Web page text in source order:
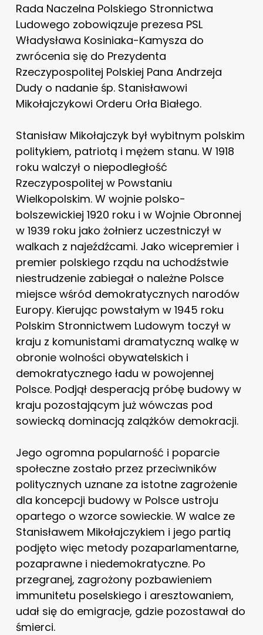
Rada Naczelna Polskiego Stronnictwa
Ludowego zobowiązuje prezesa PSL
Władysława Kosiniaka-Kamysza do
zwrócenia się do Prezydenta
Rzeczypospolitej Polskiej Pana Andrzeja
Dudy o nadanie śp. Stanisławowi
Mikołajczykowi Orderu Orła Białego.
Stanisław Mikołajczyk był wybitnym polskim
politykiem, patriotą i mężem stanu. W 1918
roku walczył o niepodległość
Rzeczypospolitej w Powstaniu
Wielkopolskim. W wojnie polsko-
bolszewickiej 1920 roku i w Wojnie Obronnej
w 1939 roku jako żołnierz uczestniczył w
walkach z najeźdźcami. Jako wicepremier i
premier polskiego rządu na uchodźstwie
niestrudzenie zabiegał o należne Polsce
miejsce wśród demokratycznych narodów
Europy. Kierując powstałym w 1945 roku
Polskim Stronnictwem Ludowym toczył w
kraju z komunistami dramatyczną walkę w
obronie wolności obywatelskich i
demokratycznego ładu w powojennej
Polsce. Podjął desperacją próbę budowy w
kraju pozostającym już wówczas pod
sowiecką dominacją zalążków demokracji.
Jego ogromna popularność i poparcie
społeczne zostało przez przeciwników
politycznych uznane za istotne zagrożenie
dla koncepcji budowy w Polsce ustroju
opartego o wzorce sowieckie. W walce ze
Stanisławem Mikołajczykiem i jego partią
podjęto więc metody pozaparlamentarne,
pozaprawne i niedemokratyczne. Po
przegranej, zagrożony pozbawieniem
immunitetu poselskiego i aresztowaniem,
udał się do emigracje, gdzie pozostawał do
śmierci.